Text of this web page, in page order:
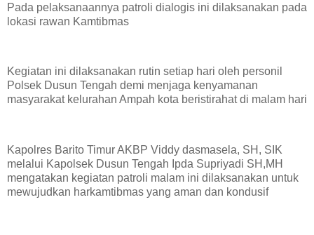
Pada pelaksanaannya patroli dialogis ini dilaksanakan pada
lokasi rawan Kamtibmas
Kegiatan ini dilaksanakan rutin setiap hari oleh personil
Polsek Dusun Tengah demi menjaga kenyamanan
masyarakat kelurahan Ampah kota beristirahat di malam hari
Kapolres Barito Timur AKBP Viddy dasmasela, SH, SIK
melalui Kapolsek Dusun Tengah Ipda Supriyadi SH,MH
mengatakan kegiatan patroli malam ini dilaksanakan untuk
mewujudkan harkamtibmas yang aman dan kondusif